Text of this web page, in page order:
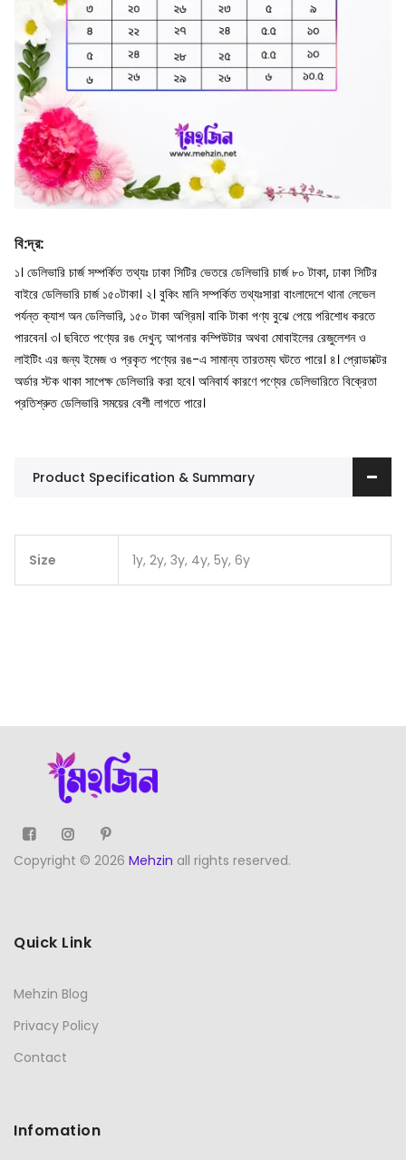
বি:দ্র:
১। ডেলিভারি চার্জ সম্পর্কিত তথ্যঃ ঢাকা সিটির ভেতরে ডেলিভারি চার্জ ৮০ টাকা, ঢাকা সিটির
বাইরে ডেলিভারি চার্জ ১৫০টাকা। ২। বুকিং মানি সম্পর্কিত তথ্যঃসারা বাংলাদেশে থানা লেভেল
পর্যন্ত ক্যাশ অন ডেলিভারি, ১৫০ টাকা অগ্রিম। বাকি টাকা পণ্য বুঝে পেয়ে পরিশোধ করতে
পারবেন। ৩। ছবিতে পণ্যের রঙ দেখুন; আপনার কম্পিউটার অথবা মোবাইলের রেজুলেশন ও
লাইটিং এর জন্য ইমেজ ও প্রকৃত পণ্যের রঙ-এ সামান্য তারতম্য ঘটতে পারে। ৪। প্রোডাক্টের
অর্ডার স্টক থাকা সাপেক্ষ ডেলিভারি করা হবে। অনিবার্য কারণে পণ্যের ডেলিভারিতে বিক্রেতা
প্রতিশ্রুত ডেলিভারি সময়ের বেশী লাগতে পারে।
Product Specification & Summary
Size 1y, 2y, 3y, 4y, 5y, 6y
Copyright © 2026 Mehzin all rights reserved.
Quick Link
Mehzin Blog
Privacy Policy
Contact
Infomation